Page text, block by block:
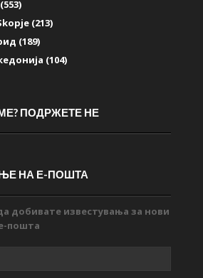
(213)
(189)
(104)
ПОДРЖЕТЕ НЕ
НА Е-ПОШТА
добивате известувања за нови
пошта